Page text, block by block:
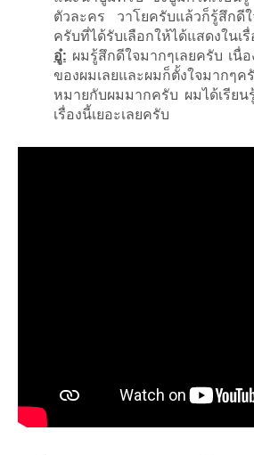
ตัวละคร วาโยครับแล้วก็รู้สึกดี
ครับที่ได้รับเลือกให้ได้แสดงในเ
อู๋: ผมรู้สึกดีใจมากๆเลยครับ เนื่
ของผมเลยและผมก็ตั้งใจมากๆ
หมายกับผมมากครับ ผมได้เรียน
เรื่องนี้เยอะเลยครับ